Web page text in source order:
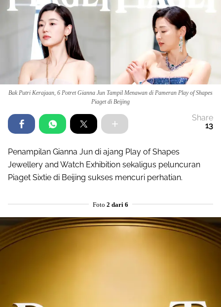
Bak Putri Kerajaan, 6 Potret Gianna Jun Tampil Menawan di Pameran Play of Shapes
Piaget di Beijing
Share
13
Penampilan Gianna Jun di ajang Play of Shapes
Jewellery and Watch Exhibition sekaligus peluncuran
Piaget Sixtie di Beijing sukses mencuri perhatian.
Foto 2 dari 6